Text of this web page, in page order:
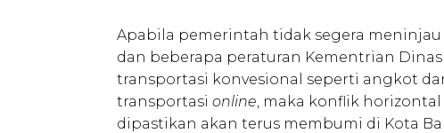
Apabila pemerintah tidak segera meninjau
dan beberapa peraturan Kementrian
transportasi konvesional seperti angkot
transportasi online, maka konflik
dipastikan akan terus membumi di Kota